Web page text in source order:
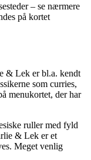
– se nærmere
på kortet
& Lek er bl.a. kendt
som curries,
menukortet, der har
ruller med fyld
& Lek er et
Meget venlig